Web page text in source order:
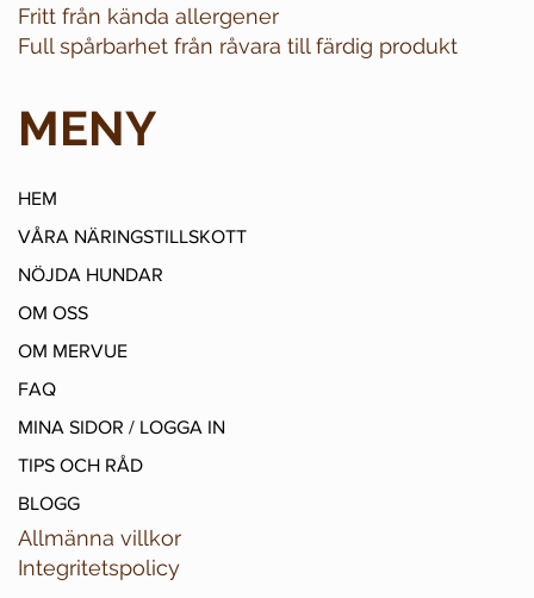
Fritt från kända allergener
Full spårbarhet från råvara till färdig produkt
MENY
HEM
VÅRA NÄRINGSTILLSKOTT
NÖJDA HUNDAR
OM OSS
OM MERVUE
FAQ
MINA SIDOR / LOGGA IN
TIPS OCH RÅD
BLOGG
Allmänna villkor
Integritetspolicy